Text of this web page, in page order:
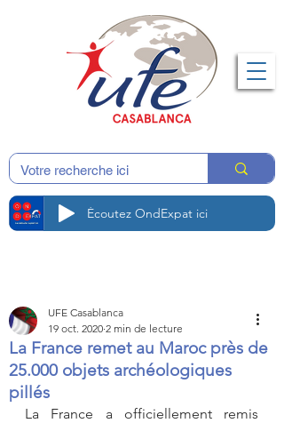
Écoutez OndExpat ici
La France remet au Maroc près de
25.000 objets archéologiques
pillés
UFE Casablanca
19 oct. 2020 2 min de lecture
La France a officiellement remis